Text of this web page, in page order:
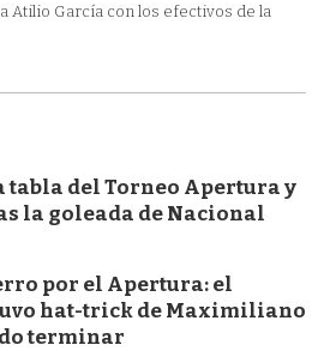
Atilio García con los efectivos de la
tabla del Torneo Apertura y
la goleada de Nacional
por el Apertura: el
hat-trick de Maximiliano
terminar